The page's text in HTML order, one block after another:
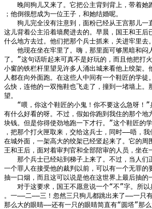
晚间狗儿又来了。它把公主背到背上，带着她
；他倒很想成为一位王子，和她结婚呢。
狗儿完全没有注意到，面粉已经从王宫那儿一
这儿背着公主沿着墙爬进去的。早晨，国王和王
什么地方去过。他们把那个兵士抓来，关进牢里去。
他现在坐在牢里了。嗨，那里面可够黑暗和闷
了。”这句话听起来可真不是好玩的，而且他把打
小窗的铁栏杆里望见许多人涌出城来看他上绞架
人都在向外面跑。在这些人中间有一个鞋匠的学
么快，连他的一双拖鞋也飞走了，撞到一堵墙上
望。
“喂，你这个鞋匠的小鬼！你不要这么急呀！”
有什么好看的呀。不过，假如你跑到我住的那个
块钱。但是你得使劲地跑一下才行。”这个鞋匠的
，把那个打火匣取来，交给这兵士，同时——唔，
在城外面，一架高大的绞架已经竖起来了。它的
王和王后，面对着审判官和全部陪审的人员，坐在
那个兵士已经站到梯子上来了。不过，当人们
一个罪人在接受他的裁判以前，可以有一个无罪
抽一口烟，而且这可以说是他在这世界上最后抽的
对于这要求，国王不愿意说一个“不”字。所以
。一——二——三！忽然三只狗儿都跳出来了——一只
那么大的眼睛——还有一只的眼睛简直有“圆塔”那么